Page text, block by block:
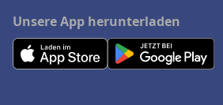
Unsere App herunterladen